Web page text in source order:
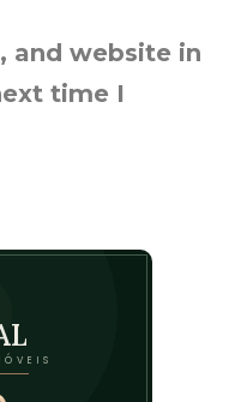
and website in
time I